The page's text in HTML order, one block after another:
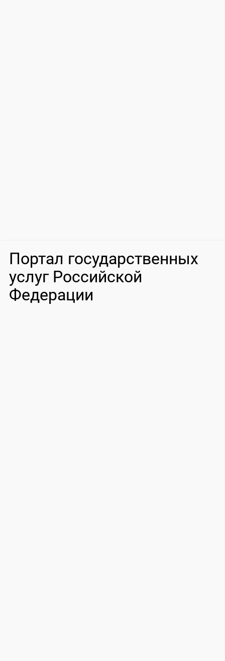
Портал государственных
услуг Российской
Федерации